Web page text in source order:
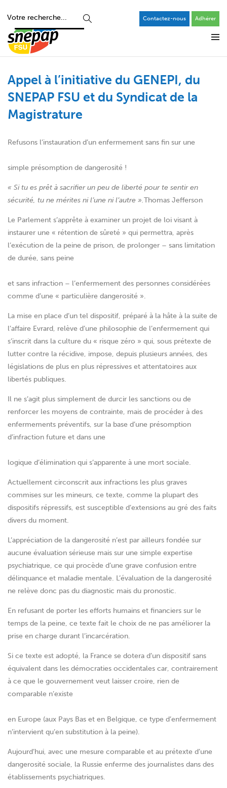
Contactez-nous Adhérer
Appel à l’initiative du GENEPI, du
SNEPAP FSU et du Syndicat de la
Magistrature
Refusons l’instauration d’un enfermement sans fin sur une
simple présomption de dangerosité !
« Si tu es prêt à sacrifier un peu de liberté pour te sentir en
sécurité, tu ne mérites ni l’une ni l’autre ».Thomas Jefferson
Le Parlement s’apprête à examiner un projet de loi visant à
instaurer une « rétention de sûreté » qui permettra, après
l’exécution de la peine de prison, de prolonger – sans limitation
de durée, sans peine
et sans infraction – l’enfermement des personnes considérées
comme d’une « particulière dangerosité ».
La mise en place d’un tel dispositif, préparé à la hâte à la suite de
l’affaire Evrard, relève d’une philosophie de l’enfermement qui
s’inscrit dans la culture du « risque zéro » qui, sous prétexte de
lutter contre la récidive, impose, depuis plusieurs années, des
législations de plus en plus répressives et attentatoires aux
libertés publiques.
Il ne s’agit plus simplement de durcir les sanctions ou de
renforcer les moyens de contrainte, mais de procéder à des
enfermements préventifs, sur la base d’une présomption
d’infraction future et dans une
logique d’élimination qui s’apparente à une mort sociale.
Actuellement circonscrit aux infractions les plus graves
commises sur les mineurs, ce texte, comme la plupart des
dispositifs répressifs, est susceptible d’extensions au gré des faits
divers du moment.
L’appréciation de la dangerosité n’est par ailleurs fondée sur
aucune évaluation sérieuse mais sur une simple expertise
psychiatrique, ce qui procède d’une grave confusion entre
délinquance et maladie mentale. L’évaluation de la dangerosité
ne relève donc pas du diagnostic mais du pronostic.
En refusant de porter les efforts humains et financiers sur le
temps de la peine, ce texte fait le choix de ne pas améliorer la
prise en charge durant l’incarcération.
Si ce texte est adopté, la France se dotera d’un dispositif sans
équivalent dans les démocraties occidentales car, contrairement
à ce que le gouvernement veut laisser croire, rien de
comparable n’existe
en Europe (aux Pays Bas et en Belgique, ce type d’enfermement
n’intervient qu’en substitution à la peine).
Aujourd’hui, avec une mesure comparable et au prétexte d’une
dangerosité sociale, la Russie enferme des journalistes dans des
établissements psychiatriques.